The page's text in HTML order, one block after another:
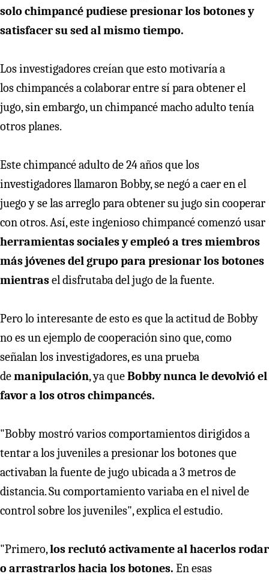
solo chimpancé pudiese presionar los botones y
satisfacer su sed al mismo tiempo.
Los investigadores creían que esto motivaría a
los chimpancés a colaborar entre sí para obtener el
jugo, sin embargo, un chimpancé macho adulto tenía
otros planes.
Este chimpancé adulto de 24 años que los
investigadores llamaron Bobby, se negó a caer en el
juego y se las arreglo para obtener su jugo sin cooperar
con otros. Así, este ingenioso chimpancé comenzó usar
herramientas sociales y empleó a tres miembros
más jóvenes del grupo para presionar los botones
mientrasel disfrutaba del jugo de la fuente.
Pero lo interesante de esto es que la actitud de Bobby
no es un ejemplo de cooperación sino que, como
señalan los investigadores, es una prueba
demanipulación, ya queBobby nunca le devolvió el
favor a los otros chimpancés.
"Bobby mostró varios comportamientos dirigidos a
tentar a los juveniles a presionar los botones que
activaban la fuente de jugo ubicada a 3 metros de
distancia. Su comportamiento variaba en el nivel de
control sobre los juveniles", explica el estudio.
"Primero,los reclutó activamente al hacerlos rodar
o arrastrarlos hacia los botones. En esas